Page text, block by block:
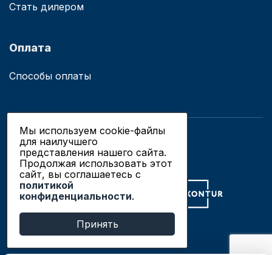
Стать дилером
Оплата
Способы оплаты
© 2019 - 2026 ООО «Сианово»
Политика конфиденциальности
Разработка сайтов в Новосибирске
Продвижение сайтов
Мы используем cookie-файлы
для наилучшего
представления нашего сайта.
Продолжая использовать этот
сайт, вы соглашаетесь c
политикой
конфиденциальности.
Принять